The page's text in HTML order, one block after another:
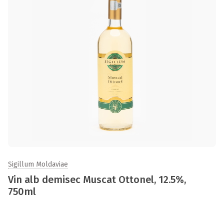
Sigillum Moldaviae
Vin alb demisec Muscat Ottonel, 12.5%,
750ml